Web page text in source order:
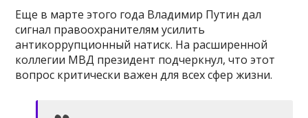
Еще в марте этого года Владимир Путин дал
сигнал правоохранителям усилить
антикоррупционный натиск. На расширенной
коллегии МВД президент подчеркнул, что этот
вопрос критически важен для всех сфер жизни.